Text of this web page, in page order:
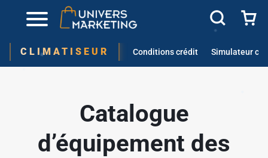
CLIMATISEUR Conditions crédit Simulateur
Catalogue
d’équipement des
✱